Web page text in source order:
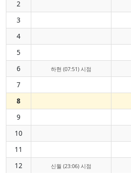
2
3
4
5
6
하현 (07:51) 시점
7
8
9
10
11
12 신월 (23:06) 시점